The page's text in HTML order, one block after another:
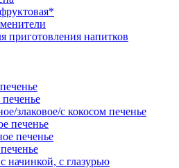
приготовления напитков
печенье
злаковое/с кокосом печенье
печенье
печенье
начинкой, с глазурью